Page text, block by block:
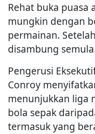
Rehat buka puasa
mungkin dengan
permainan.
disambung
Pengerusi
Conroy
menunjukkan liga
bola sepak
termasuk yang